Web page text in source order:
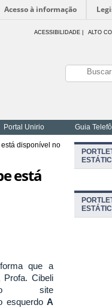
Acesso à informação
ACESSIBILIDADE ALTO
Portal Unirio Guia
disponível no
está
que a
Profa. Cibeli
site
esquerdo A